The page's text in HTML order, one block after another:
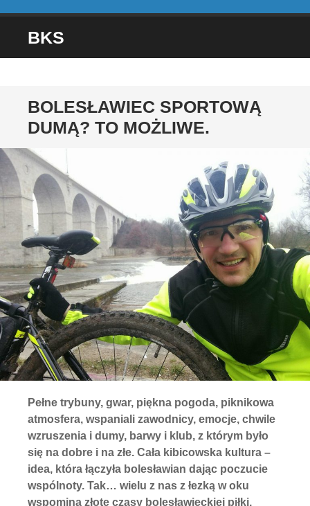
PRZESKOCZ
BKS
BOLESŁAWIEC SPORTOWĄ
DUMĄ? TO MOŻLIWE.
Pełne trybuny, gwar, piękna pogoda, piknikowa
atmosfera, wspaniali zawodnicy, emocje, chwile
wzruszenia i dumy, barwy i klub, z którym było
się na dobre i na złe. Cała kibicowska kultura –
idea, która łączyła bolesławian dając poczucie
wspólnoty. Tak… wielu z nas z łezką w oku
wspomina złote czasy bolesławieckiej piłki.